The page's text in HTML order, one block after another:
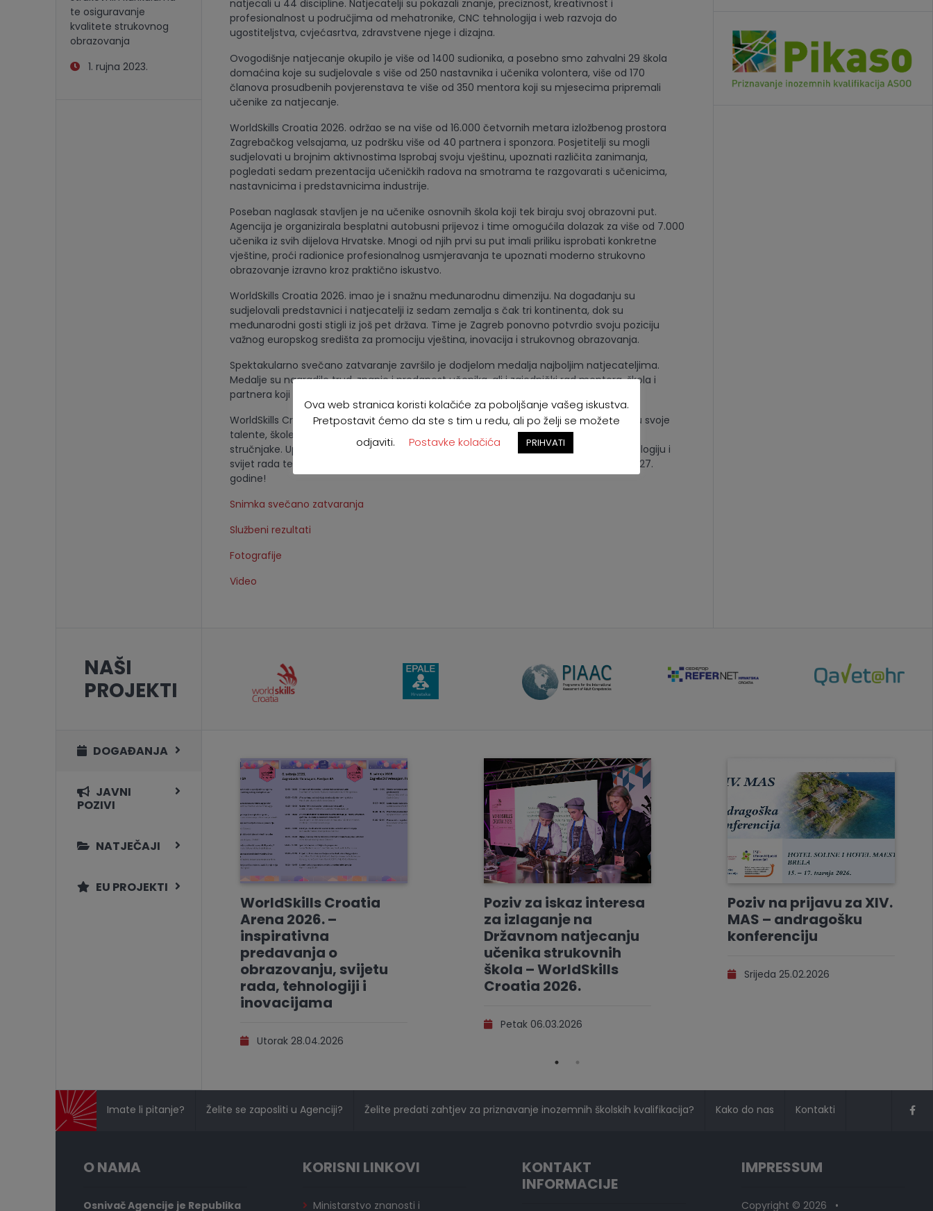
te osiguravanje
kvalitete strukovnog
obrazovanja
1. rujna 2023.
natjecali u 44 discipline. Natjecatelji su pokazali znanje, preciznost, kreativnost i
profesionalnost u područjima od mehatronike, CNC tehnologija i web razvoja do
ugostiteljstva, cvjećasrtva, zdravstvene njege i dizajna.
Ovogodišnje natjecanje okupilo je više od 1400 sudionika, a posebno smo zahvalni 29 škola
domaćina koje su sudjelovale s više od 250 nastavnika i učenika volontera, više od 170
članova prosudbenih povjerenstava te više od 350 mentora koji su mjesecima pripremali
učenike za natjecanje.
WorldSkills Croatia 2026. održao se na više od 16.000 četvornih metara izložbenog prostora
Zagrebačkog velsajama, uz podršku više od 40 partnera i sponzora. Posjetitelji su mogli
sudjelovati u brojnim aktivnostima Isprobaj svoju vještinu, upoznati različita zanimanja,
pogledati sedam prezentacija učeničkih radova na smotrama te razgovarati s učenicima,
nastavnicima i predstavnicima industrije.
Poseban naglasak stavljen je na učenike osnovnih škola koji tek biraju svoj obrazovni put.
Agencija je organizirala besplatni autobusni prijevoz i time omogućila dolazak za više od 7.000
učenika iz svih dijelova Hrvatske. Mnogi od njih prvi su put imali priliku isprobati konkretne
vještine, proći radionice profesionalnog usmjeravanja te upoznati moderno strukovno
obrazovanje izravno kroz praktično iskustvo.
WorldSkills Croatia 2026. imao je i snažnu međunarodnu dimenziju. Na događanju su
sudjelovali predstavnici i natjecatelji iz sedam zemalja s čak tri kontinenta, dok su
međunarodni gosti stigli iz još pet država. Time je Zagreb ponovno potvrdio svoju poziciju
važnog europskog središta za promociju vještina, inovacija i strukovnog obrazovanja.
Spektakularno svečano zatvaranje završilo je dodjelom medalja najboljim natjecateljima.
Medalje su nagradile trud, znanje i predanost učenika, ali i zajednički rad mentora, škola i
partnera koji svakodnevno grade kvalitetno i suvremeno strukovno obrazovanje.
WorldSkills Croatia danas nije samo natjecanje. To je mjesto na kojem mladi otkrivaju svoje
talente, škole predstavljaju suvremene programe, a gospodarstvo pronalazi buduće
stručnjake. Upravo zato WorldSkills Croatia nastavit će povezivati obrazovanje, tehnologiju i
svijet rada te pokazivati koliko su vještine važne za budućnost Hrvatske. Vidimo se 2027.
godine!
Snimka svečano zatvaranja
Službeni rezultati
Fotografije
Video
NAŠI
PROJEKTI
DOGAĐANJA
JAVNI
POZIVI
NATJEČAJI
EU PROJEKTI
WorldSkills Croatia
Arena 2026. –
inspirativna
predavanja o
obrazovanju, svijetu
rada, tehnologiji i
inovacijama
Utorak 28.04.2026
Poziv za iskaz interesa
za izlaganje na
Državnom natjecanju
učenika strukovnih
škola – WorldSkills
Croatia 2026.
Petak 06.03.2026
Poziv na prijavu za XIV.
MAS – andragošku
konferenciju
Srijeda 25.02.2026
Imate li pitanje? Želite se zaposliti u Agenciji? Želite predati zahtjev za priznavanje inozemnih školskih kvalifikacija? Kako do nas Kontakti
O NAMA
Osnivač Agencije je Republika
KORISNI LINKOVI
Ministarstvo znanosti i
KONTAKT
INFORMACIJE
IMPRESSUM
Copyright © 2026 •
Ova web stranica koristi kolačiće za poboljšanje vašeg iskustva.
Pretpostavit ćemo da ste s tim u redu, ali po želji se možete
odjaviti.
Postavke kolačića PRIHVATI